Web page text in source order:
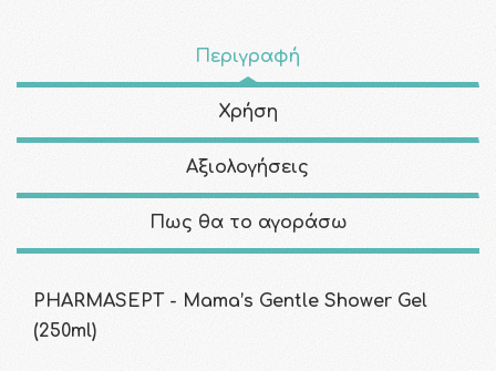
Περιγραφή
Χρήση
Αξιολογήσεις
Πως θα το αγοράσω
PHARMASEPT - Mama’s Gentle Shower Gel
(250ml)